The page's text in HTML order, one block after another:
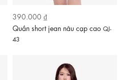
390.000 ₫
Quần short jean nâu cạp cao QJ-
43